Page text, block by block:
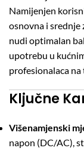
Namijenjen
osnovna i srednje
nudi optimalan
upotrebu u
profesionalaca na
Ključne
Višenamjenski
napon (DC/AC),